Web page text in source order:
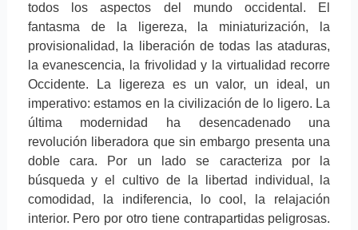
todos los aspectos del mundo occidental. El
fantasma de la ligereza, la miniaturización, la
provisionalidad, la liberación de todas las ataduras,
la evanescencia, la frivolidad y la virtualidad recorre
Occidente. La ligereza es un valor, un ideal, un
imperativo: estamos en la civilización de lo ligero. La
última modernidad ha desencadenado una
revolución liberadora que sin embargo presenta una
doble cara. Por un lado se caracteriza por la
búsqueda y el cultivo de la libertad individual, la
comodidad, la indiferencia, lo cool, la relajación
interior. Pero por otro tiene contrapartidas peligrosas.